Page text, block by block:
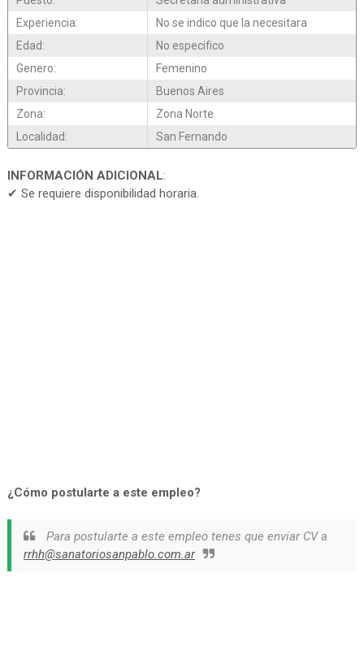
Experiencia:
No se indico que la necesitara
Edad:
No especifico
Genero:
Femenino
Provincia:
Buenos Aires
Zona:
Zona Norte
Localidad:
San Fernando
INFORMACIÓN ADICIONAL:
✔ Se requiere disponibilidad horaria.
¿Cómo postularte a este empleo?
Para postularte a este empleo tenes que enviar CV a
rrhh@sanatoriosanpablo.com.ar